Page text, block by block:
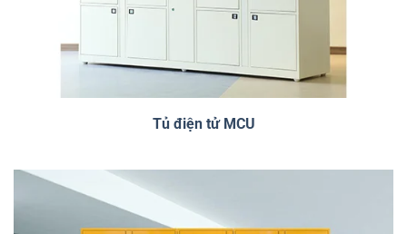
Tủ điện tử MCU